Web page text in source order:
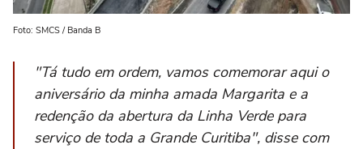
Foto: SMCS / Banda B
"Tá tudo em ordem, vamos comemorar aqui o
aniversário da minha amada Margarita e a
redenção da abertura da Linha Verde para
serviço de toda a Grande Curitiba", disse com